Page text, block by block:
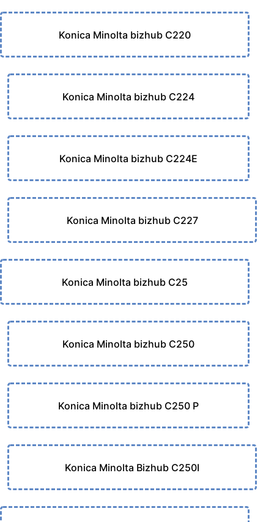
Konica Minolta bizhub C220
Konica Minolta bizhub C224
Konica Minolta bizhub C224E
Konica Minolta bizhub C227
Konica Minolta bizhub C25
Konica Minolta bizhub C250
Konica Minolta bizhub C250 P
Konica Minolta Bizhub C250I